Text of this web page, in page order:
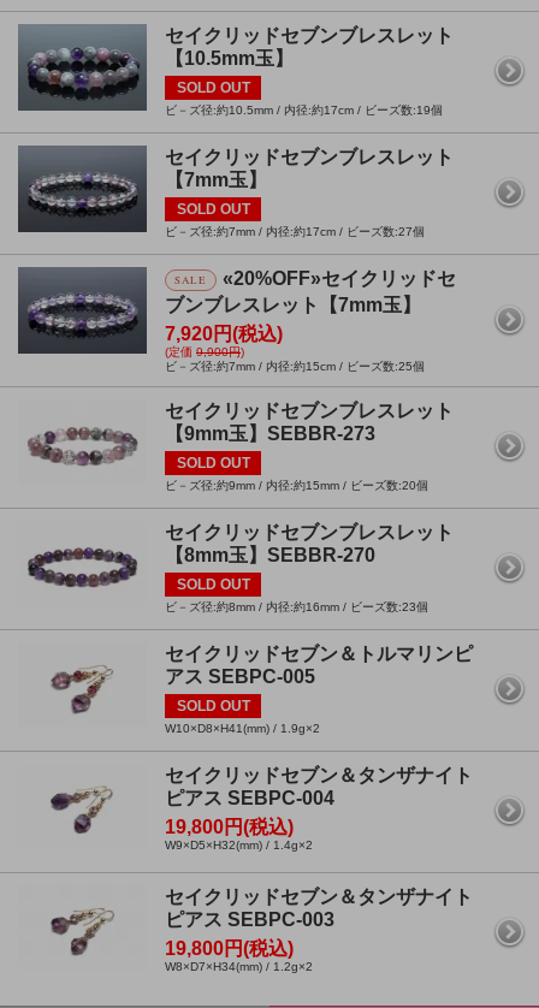
セイクリッドセブンブレスレット
【10.5mm玉】
SOLD OUT
ビ－ズ径:約10.5mm / 内径:約17cm / ビーズ数:19個
セイクリッドセブンブレスレット
【7mm玉】
SOLD OUT
ビ－ズ径:約7mm / 内径:約17cm / ビーズ数:27個
SALE
«20%OFF»セイクリッドセ
ブンブレスレット【7mm玉】
7,920円(税込)
(定価 9,900円)
ビ－ズ径:約7mm / 内径:約15cm / ビーズ数:25個
セイクリッドセブンブレスレット
【9mm玉】SEBBR-273
SOLD OUT
ビ－ズ径:約9mm / 内径:約15mm / ビーズ数:20個
セイクリッドセブンブレスレット
【8mm玉】SEBBR-270
SOLD OUT
ビ－ズ径:約8mm / 内径:約16mm / ビーズ数:23個
セイクリッドセブン＆トルマリンピ
アス SEBPC-005
SOLD OUT
W10×D8×H41(mm) / 1.9g×2
セイクリッドセブン＆タンザナイト
ピアス SEBPC-004
19,800円(税込)
W9×D5×H32(mm) / 1.4g×2
セイクリッドセブン＆タンザナイト
ピアス SEBPC-003
19,800円(税込)
W8×D7×H34(mm) / 1.2g×2